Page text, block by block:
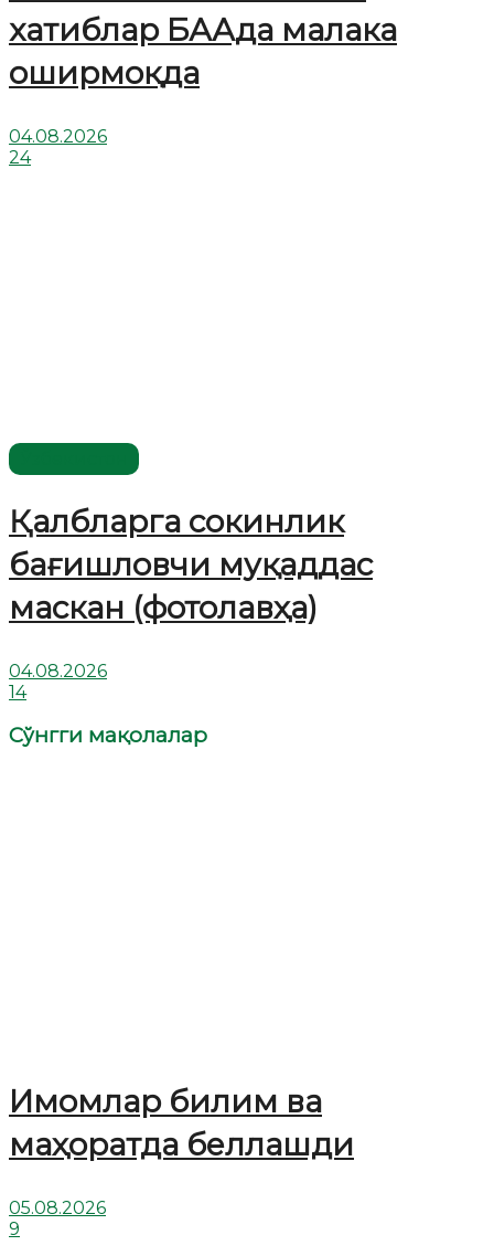
хатиблар БААда малака
оширмоқда
04.08.2026
24
Қалбларга сокинлик
бағишловчи муқаддас
маскан (фотолавҳа)
04.08.2026
14
Сўнгги мақолалар
Имомлар билим ва
маҳоратда беллашди
05.08.2026
9